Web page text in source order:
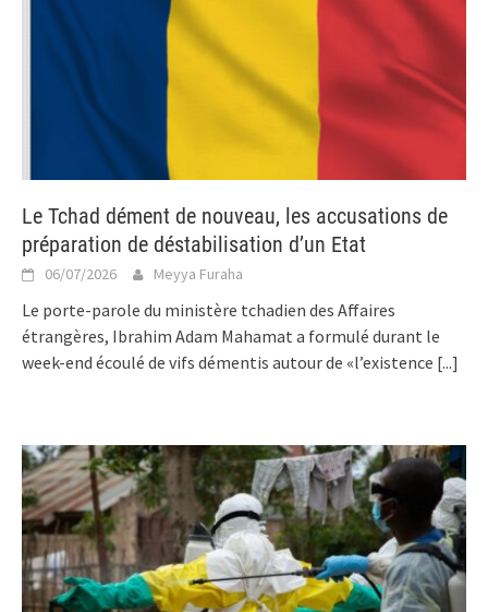
Le Tchad dément de nouveau, les accusations de
préparation de déstabilisation d’un Etat
06/07/2026 Meyya Furaha
Le porte-parole du ministère tchadien des Affaires
étrangères, Ibrahim Adam Mahamat a formulé durant le
week-end écoulé de vifs démentis autour de «l’existence [...]